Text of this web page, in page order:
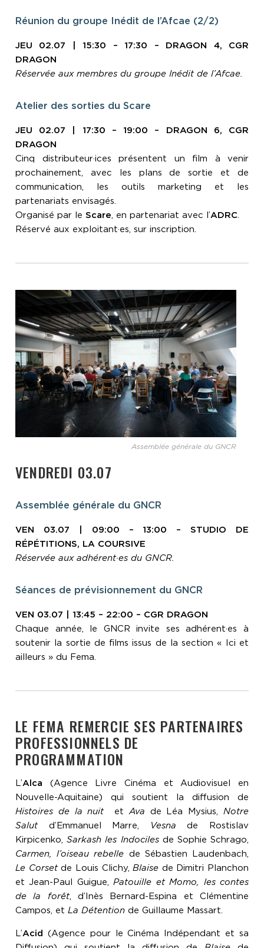
Réunion du groupe Inédit de l’Afcae (2/2)
JEU 02.07 | 15:30 – 17:30 – DRAGON 4, CGR
DRAGON
Réservée aux membres du groupe Inédit de l’Afcae.
Atelier des sorties du Scare
JEU 02.07 | 17:30 – 19:00 – DRAGON 6, CGR
DRAGON
Cinq distributeur·ices présentent un film à venir
prochainement, avec les plans de sortie et de
communication, les outils marketing et les
partenariats envisagés.
Organisé par le Scare, en partenariat avec l’ADRC.
Réservé aux exploitant·es, sur inscription.
Assemblée générale du GNCR
VENDREDI 03.07
Assemblée générale du GNCR
VEN 03.07 | 09:00 – 13:00 – STUDIO DE
RÉPÉTITIONS, LA COURSIVE
Réservée aux adhérent·es du GNCR.
Séances de prévisionnement du GNCR
VEN 03.07 | 13:45 – 22:00 – CGR DRAGON
Chaque année, le GNCR invite ses adhérent·es à
soutenir la sortie de films issus de la section « Ici et
ailleurs » du Fema.
LE FEMA REMERCIE SES PARTENAIRES
PROFESSIONNELS DE
PROGRAMMATION
L’Alca (Agence Livre Cinéma et Audiovisuel en
Nouvelle-Aquitaine) qui soutient la diffusion de
Histoires de la nuitetAva de Léa Mysius,Notre
Salutd’Emmanuel Marre, Vesna de Rostislav
Kirpicenko,Sarkash les Indocilesde Sophie Schrago,
Carmen, l’oiseau rebelle de Sébastien Laudenbach,
Le Corsetde Louis Clichy,Blaise de Dimitri Planchon
et Jean-Paul Guigue,Patouille et Momo, les contes
de la forêt, d’Inès Bernard-Espina et Clémentine
Campos, et La Détention de Guillaume Massart.
L’Acid (Agence pour le Cinéma Indépendant et sa